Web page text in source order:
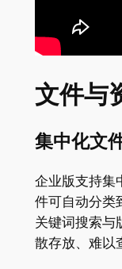
文件与
集中化文
企业版支持集
件可自动分类
关键词搜索与
散存放、难以